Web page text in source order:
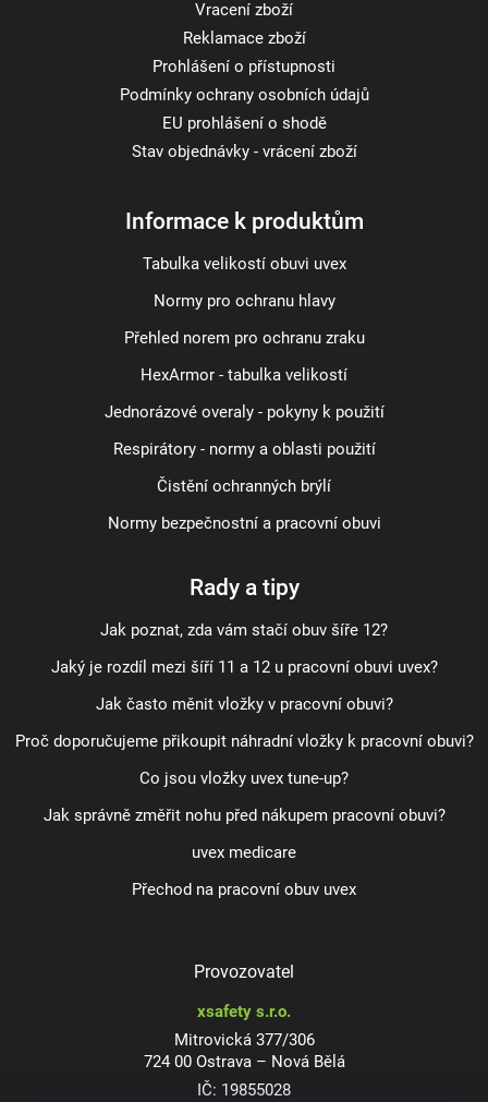
Vracení zboží
Reklamace zboží
Prohlášení o přístupnosti
Podmínky ochrany osobních údajů
EU prohlášení o shodě
Stav objednávky - vrácení zboží
Informace k produktům
Tabulka velikostí obuvi uvex
Normy pro ochranu hlavy
Přehled norem pro ochranu zraku
HexArmor - tabulka velikostí
Jednorázové overaly - pokyny k použití
Respirátory - normy a oblasti použití
Čistění ochranných brýlí
Normy bezpečnostní a pracovní obuvi
Rady a tipy
Jak poznat, zda vám stačí obuv šíře 12?
Jaký je rozdíl mezi šíří 11 a 12 u pracovní obuvi uvex?
Jak často měnit vložky v pracovní obuvi?
Proč doporučujeme přikoupit náhradní vložky k pracovní obuvi?
Co jsou vložky uvex tune-up?
Jak správně změřit nohu před nákupem pracovní obuvi?
uvex medicare
Přechod na pracovní obuv uvex
Provozovatel
xsafety s.r.o.
Mitrovická 377/306
724 00 Ostrava – Nová Bělá
IČ: 19855028